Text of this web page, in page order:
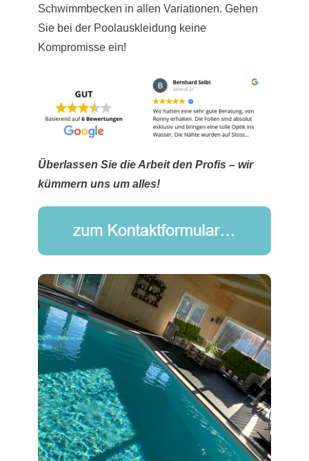
Schwimmbecken in allen Variationen. Gehen
Sie bei der Poolauskleidung keine
Kompromisse ein!
Überlassen Sie die Arbeit den Profis – wir
kümmern uns um alles!